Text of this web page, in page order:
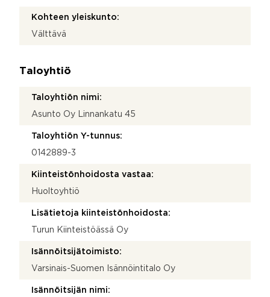
Kohteen yleiskunto:
Välttävä
Taloyhtiö
Taloyhtiön nimi:
Asunto Oy Linnankatu 45
Taloyhtiön Y-tunnus:
0142889-3
Kiinteistönhoidosta vastaa:
Huoltoyhtiö
Lisätietoja kiinteistönhoidosta:
Turun Kiinteistöässä Oy
Isännöitsijätoimisto:
Varsinais-Suomen Isännöintitalo Oy
Isännöitsijän nimi: